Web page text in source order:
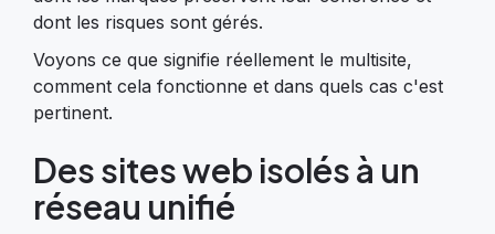
dont les risques sont gérés.
Voyons ce que signifie réellement le multisite,
comment cela fonctionne et dans quels cas c'est
pertinent.
Des sites web isolés à un
réseau unifié